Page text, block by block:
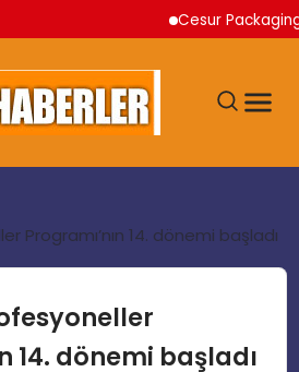
Cesur Packaging,
Programı’nın 14. dönemi başladı
14. dönemi başladı